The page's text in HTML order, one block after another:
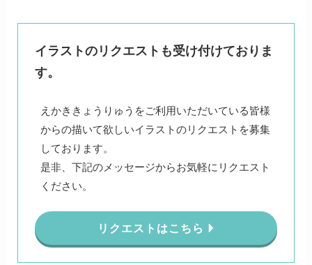
イラストのリクエストも受け付けておりま
す。
えかききょうりゅうをご利用いただいている皆様
からの描いて欲しいイラストのリクエストを募集
しております。
是非、下記のメッセージからお気軽にリクエスト
ください。
リクエストはこちら